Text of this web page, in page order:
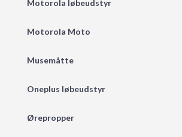
Motorola løbeudstyr
Motorola Moto
Musemåtte
Oneplus løbeudstyr
Ørepropper